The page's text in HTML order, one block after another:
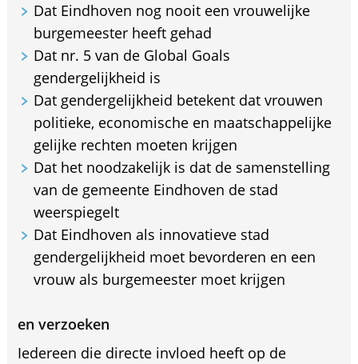
Dat Eindhoven nog nooit een vrouwelijke
burgemeester heeft gehad
Dat nr. 5 van de Global Goals
gendergelijkheid is
Dat gendergelijkheid betekent dat vrouwen
politieke, economische en maatschappelijke
gelijke rechten moeten krijgen
Dat het noodzakelijk is dat de samenstelling
van de gemeente Eindhoven de stad
weerspiegelt
Dat Eindhoven als innovatieve stad
gendergelijkheid moet bevorderen en een
vrouw als burgemeester moet krijgen
en verzoeken
Iedereen die directe invloed heeft op de